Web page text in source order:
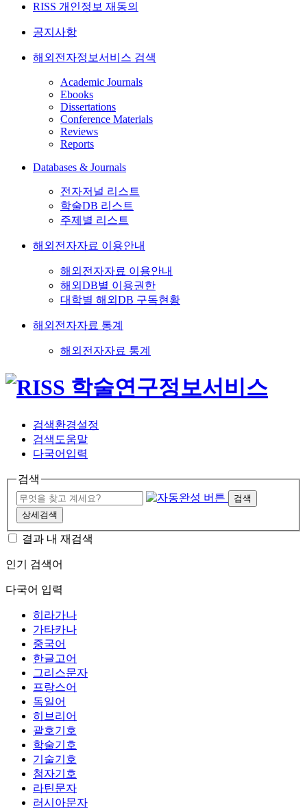
RISS 개인정보 재동의
공지사항
해외전자정보서비스 검색
Academic Journals
Ebooks
Dissertations
Conference Materials
Reviews
Reports
Databases & Journals
전자저널 리스트
학술DB 리스트
주제별 리스트
해외전자자료 이용안내
해외전자자료 이용안내
해외DB별 이용권한
대학별 해외DB 구독현황
해외전자자료 통계
해외전자자료 통계
검색환경설정
검색도움말
다국어입력
검색
검색
상세검색
결과 내 재검색
인기 검색어
다국어 입력
히라가나
가타카나
중국어
한글고어
그리스문자
프랑스어
독일어
히브리어
괄호기호
학술기호
기술기호
첨자기호
라틴문자
러시아문자